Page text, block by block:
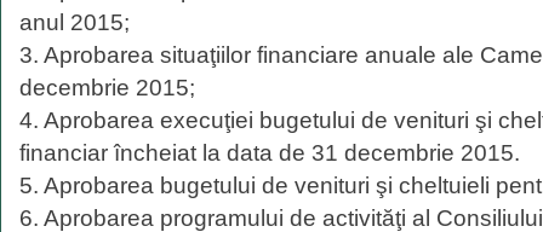
anul 2015;
3. Aprobarea situaţiilor financiare anuale ale
decembrie 2015;
4. Aprobarea execuţiei bugetului de venituri şi
financiar încheiat la data de 31 decembrie 2015.
5. Aprobarea bugetului de venituri şi cheltuieli
6. Aprobarea programului de activităţi al